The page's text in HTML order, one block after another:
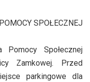
SPOŁECZNEJ
Pomocy Społecznej
Zamkowej. Przed
parkingowe dla